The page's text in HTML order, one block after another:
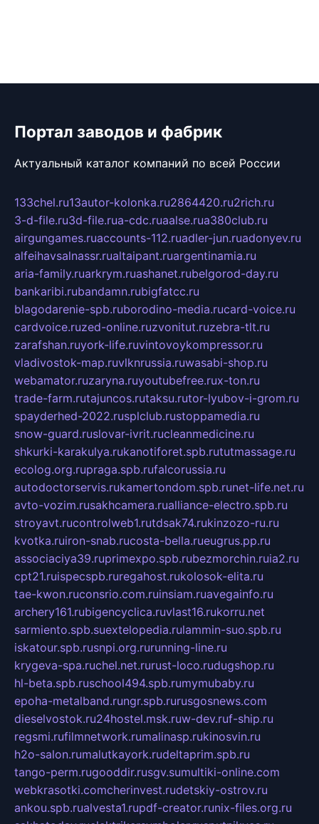
Портал заводов и фабрик
Актуальный каталог компаний по всей России
133chel.ru13autor-kolonka.ru2864420.ru2rich.ru
3-d-file.ru3d-file.rua-cdc.ruaalse.rua380club.ru
airgungames.ruaccounts-112.ruadler-jun.ruadonyev.ru
alfeihavsalnassr.rualtaipant.ruargentinamia.ru
aria-family.ruarkrym.ruashanet.rubelgorod-day.ru
bankaribi.rubandamn.rubigfatcc.ru
blagodarenie-spb.ruborodino-media.rucard-voice.ru
cardvoice.ruzed-online.ruzvonitut.ruzebra-tlt.ru
zarafshan.ruyork-life.ruvintovoykompressor.ru
vladivostok-map.ruvlknrussia.ruwasabi-shop.ru
webamator.ruzaryna.ruyoutubefree.rux-ton.ru
trade-farm.rutajuncos.rutaksu.rutor-lyubov-i-grom.ru
spayderhed-2022.rusplclub.rustoppamedia.ru
snow-guard.ruslovar-ivrit.rucleanmedicine.ru
shkurki-karakulya.rukanotiforet.spb.rututmassage.ru
ecolog.org.rupraga.spb.rufalcorussia.ru
autodoctorservis.rukamertondom.spb.runet-life.net.ru
avto-vozim.rusakhcamera.rualliance-electro.spb.ru
stroyavt.rucontrolweb1.rutdsak74.rukinzozo-ru.ru
kvotka.ruiron-snab.rucosta-bella.rueugrus.pp.ru
associaciya39.ruprimexpo.spb.rubezmorchin.ruia2.ru
cpt21.ruispecspb.ruregahost.rukolosok-elita.ru
tae-kwon.ruconsrio.com.ruinsiam.ruavegainfo.ru
archery161.rubigencyclica.ruvlast16.rukorru.net
sarmiento.spb.suextelopedia.rulammin-suo.spb.ru
iskatour.spb.rusnpi.org.rurunning-line.ru
krygeva-spa.ruchel.net.rurust-loco.rudugshop.ru
hl-beta.spb.ruschool494.spb.rumymubaby.ru
epoha-metalband.rungr.spb.rurusgosnews.com
dieselvostok.ru24hostel.msk.ruw-dev.ruf-ship.ru
regsmi.rufilmnetwork.rumalinasp.rukinosvin.ru
h2o-salon.rumalutkayork.rudeltaprim.spb.ru
tango-perm.rugooddir.rusgv.sumultiki-online.com
webkrasotki.comcherinvest.rudetskiy-ostrov.ru
ankou.spb.rualvesta1.rupdf-creator.runix-files.org.ru